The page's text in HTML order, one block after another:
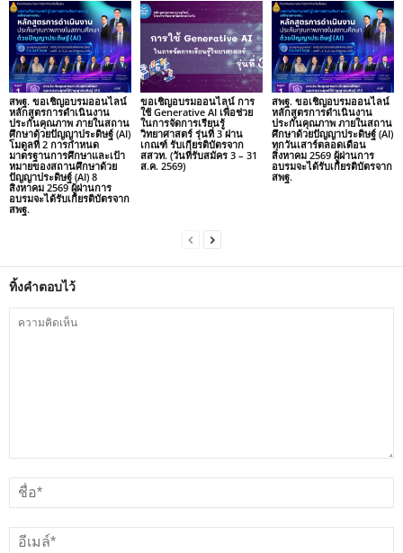
สพฐ. ขอเชิญอบรมออนไลน์
หลักสูตรการดำเนินงาน
ประกันคุณภาพ ภายในสถาน
ศึกษาด้วยปัญญาประดิษฐ์ (AI)
โมดูลที่ 2 การกำหนด
มาตรฐานการศึกษาและเป้า
หมายของสถานศึกษาด้วย
ปัญญาประดิษฐ์ (AI) 8
สิงหาคม 2569 ผู้ผ่านการ
อบรมจะได้รับเกียรติบัตรจาก
สพฐ.
ขอเชิญอบรมออนไลน์ การ
ใช้ Generative AI เพื่อช่วย
ในการจัดการเรียนรู้
วิทยาศาสตร์ รุ่นที่ 3 ผ่าน
เกณฑ์ รับเกียรติบัตรจาก
สสวท. (วันที่รับสมัคร 3 – 31
ส.ค. 2569)
สพฐ. ขอเชิญอบรมออนไลน์
หลักสูตรการดำเนินงาน
ประกันคุณภาพ ภายในสถาน
ศึกษาด้วยปัญญาประดิษฐ์ (AI)
ทุกวันเสาร์ตลอดเดือน
สิงหาคม 2569 ผู้ผ่านการ
อบรมจะได้รับเกียรติบัตรจาก
สพฐ.
ทิ้งคำตอบไว้